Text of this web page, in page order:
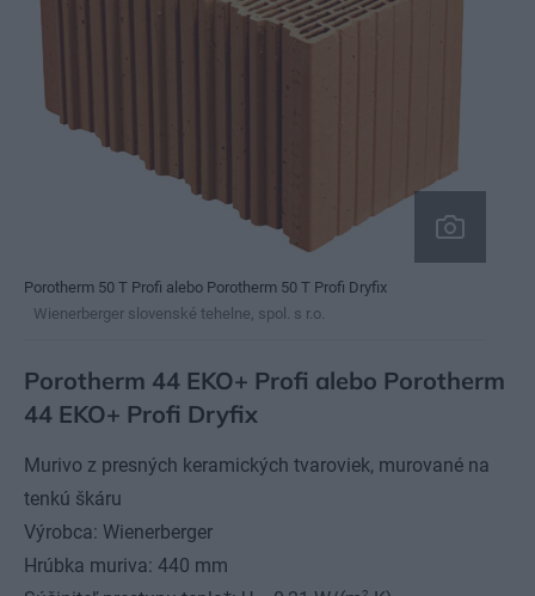
Porotherm 50 T Profi alebo Porotherm 50 T Profi Dryfix
Wienerberger slovenské tehelne, spol. s r.o.
Porotherm 44 EKO+ Profi alebo Porotherm
44 EKO+ Profi Dryfix
Murivo z presných keramických tvaroviek, murované na
tenkú škáru
Výrobca: Wienerberger
Hrúbka muriva: 440 mm